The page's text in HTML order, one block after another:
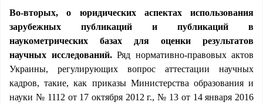
Во-вторых, о юридических аспектах использования
зарубежных публикаций и публикаций в
наукометрических базах для оценки результатов
научных исследований. Ряд нормативно-правовых актов
Украины, регулирующих вопрос аттестации научных
кадров, такие, как приказы Министерства образования и
науки № 1112 от 17 октября 2012 г., № 13 от 14 января 2016